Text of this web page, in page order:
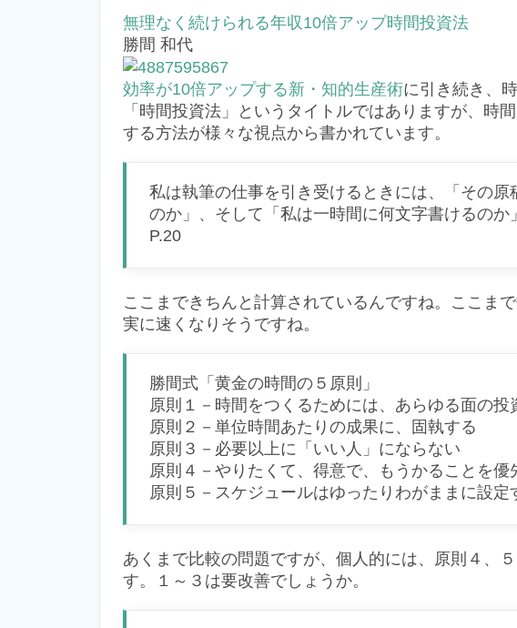
無理なく続けられる年収10倍アップ時間投資法
勝間 和代
効率が10倍アップする新・知的生産術に引き続き、
「時間投資法」というタイトルではありますが、時
する方法が様々な視点から書かれています。
私は執筆の仕事を引き受けるときには、「その原
のか」、そして「私は一時間に何文字書けるのか
P.20
ここまできちんと計算されているんですね。ここま
実に速くなりそうですね。
勝間式「黄金の時間の５原則」
原則１－時間をつくるためには、あらゆる面の投
原則２－単位時間あたりの成果に、固執する
原則３－必要以上に「いい人」にならない
原則４－やりたくて、得意で、もうかることを優
原則５－スケジュールはゆったりわがままに設
あくまで比較の問題ですが、個人的には、原則４、
す。１～３は要改善でしょうか。